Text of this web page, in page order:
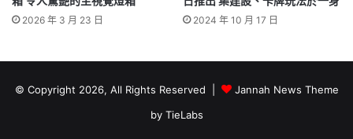
2026 年 3 月 23 日 2024 年 10 月 17 日
© Copyright 2026, All Rights Reserved |
Jannah News Theme
by TieLabs